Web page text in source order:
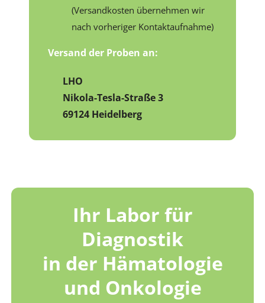
(Versandkosten übernehmen wir
nach vorheriger Kontaktaufnahme)
Versand der Proben an:
LHO
Nikola-Tesla-Straße 3
69124 Heidelberg
Ihr Labor für
Diagnostik
in der Hämatologie
und Onkologie